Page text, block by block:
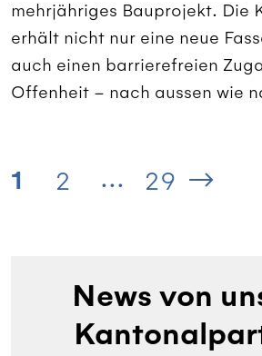
mehrjähriges Bauprojekt. Die
erhält nicht nur eine neue
auch einen barrierefreien
Offenheit – nach aussen wie
1 2 ... 29
News von